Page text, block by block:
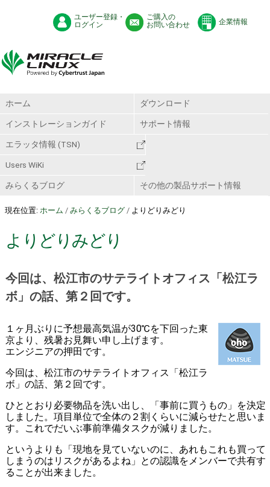
ユーザー登録・
ログイン
ご購入の
お問い合わせ
企業情報
ホーム ダウンロード
インストレーションガイド サポート情報
エラッタ情報 (TSN)
Users WiKi
みらくるブログ その他の製品サポート情報
現在位置: ホーム / みらくるブログ / よりどりみどり
よりどりみどり
今回は、松江市のサテライトオフィス「松江ラ
ボ」の話、第２回です。
１ヶ月ぶりに予想最高気温が30℃を下回った東
京より、残暑お見舞い申し上げます。
エンジニアの押田です。
今回は、松江市のサテライトオフィス「松江ラ
ボ」の話、第２回です。
ひととおり必要物品を洗い出し、「事前に買うもの」を決定
しました。項目単位で全体の２割くらいに減らせたと思いま
す。これでだいぶ事前準備タスクが減りました。
というよりも「現地を見ていないのに、あれもこれも買って
しまうのはリスクがあるよね」との認識をメンバーで共有す
ることが出来ました。